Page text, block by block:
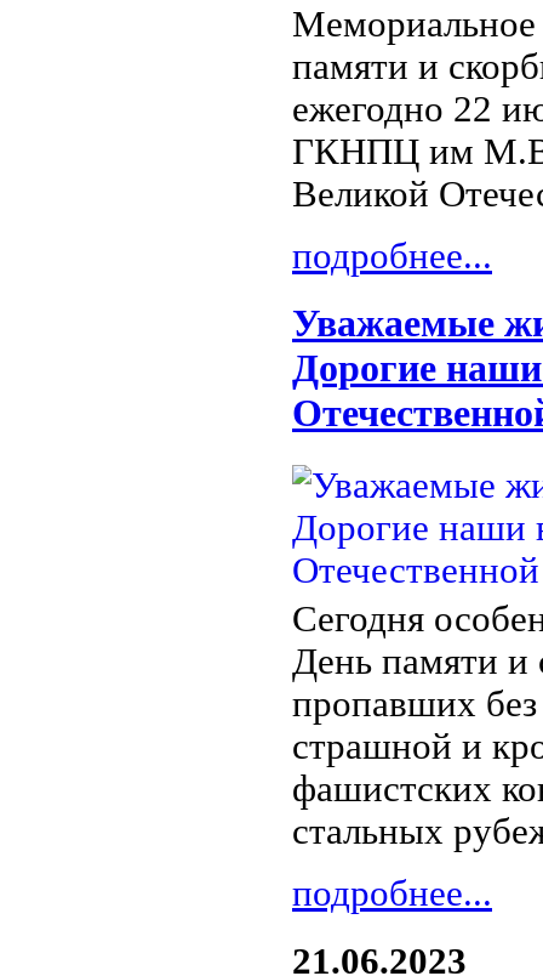
памяти и
ежегодно 22
ГКНПЦ им М.В.
Великой
подробнее...
Уважаемые
Дорогие
Сегодня
День памяти
пропавших
страшной и
фашистских
стальных
подробнее...
21.06.2023